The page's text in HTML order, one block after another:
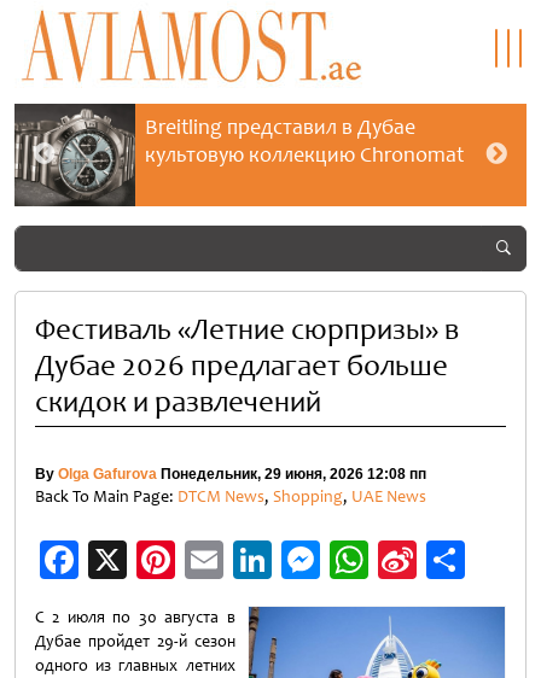
Breitling представил в Дубае
культовую коллекцию Chronomat
Фестиваль «Летние сюрпризы» в
Дубае 2026 предлагает больше
скидок и развлечений
By Olga Gafurova Понедельник, 29 июня, 2026 12:08 пп
Back To Main Page: DTCM News, Shopping, UAE News
Facebook
X Pinterest
EmailLinkedIn
Messenger
WhatsApp
Sina
Weibo
С 2 июля по 30 августа в
Дубае пройдет 29-й сезон
одного из главных летних